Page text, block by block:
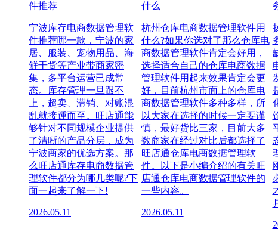
件推荐
宁波库存电商数据管理软
件推荐哪一款，宁波的家
居、服装、宠物用品、海
鲜干货等产业带商家密
集，多平台运营已成常
态。库存管理一旦跟不
上，超卖、滞销、对账混
乱就接踵而至。旺店通能
够针对不同规模企业提供
了清晰的产品分层，成为
宁波商家的优选方案。那
么旺店通库存电商数据管
理软件都分为哪几类呢?下
面一起来了解一下!
2026.05.11
什么
杭州仓库电商数据管理软件用
什么?如果你选对了那么仓库电
商数据管理软件肯定会好用，
选择适合自己的仓库电商数据
管理软件用起来效果肯定会更
好，目前杭州市面上的仓库电
商数据管理软件多种多样，所
以大家在选择的时候一定要谨
慎，最好货比三家，目前大多
数商家在经过对比后都选择了
旺店通仓库电商数据管理软
件。以下是小编介绍的有关旺
店通仓库电商数据管理软件的
一些内容。
2026.05.11